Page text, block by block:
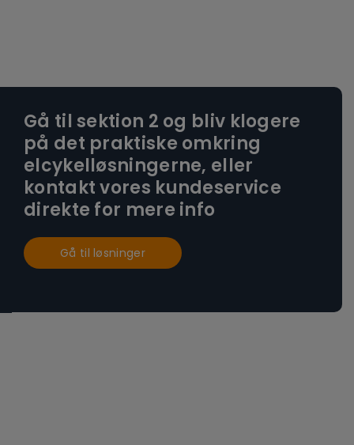
Gå til sektion 2 og bliv klogere
på det praktiske omkring
elcykelløsningerne, eller
kontakt vores kundeservice
direkte for mere info
Gå til løsninger